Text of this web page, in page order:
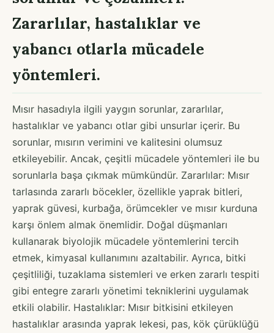
Zararlılar, hastalıklar ve
yabancı otlarla mücadele
yöntemleri.
Mısır hasadıyla ilgili yaygın sorunlar, zararlılar,
hastalıklar ve yabancı otlar gibi unsurlar içerir. Bu
sorunlar, mısırın verimini ve kalitesini olumsuz
etkileyebilir. Ancak, çeşitli mücadele yöntemleri ile bu
sorunlarla başa çıkmak mümkündür. Zararlılar: Mısır
tarlasında zararlı böcekler, özellikle yaprak bitleri,
yaprak güvesi, kurbağa, örümcekler ve mısır kurduna
karşı önlem almak önemlidir. Doğal düşmanları
kullanarak biyolojik mücadele yöntemlerini tercih
etmek, kimyasal kullanımını azaltabilir. Ayrıca, bitki
çeşitliliği, tuzaklama sistemleri ve erken zararlı tespiti
gibi entegre zararlı yönetimi tekniklerini uygulamak
etkili olabilir. Hastalıklar: Mısır bitkisini etkileyen
hastalıklar arasında yaprak lekesi, pas, kök çürüklüğü